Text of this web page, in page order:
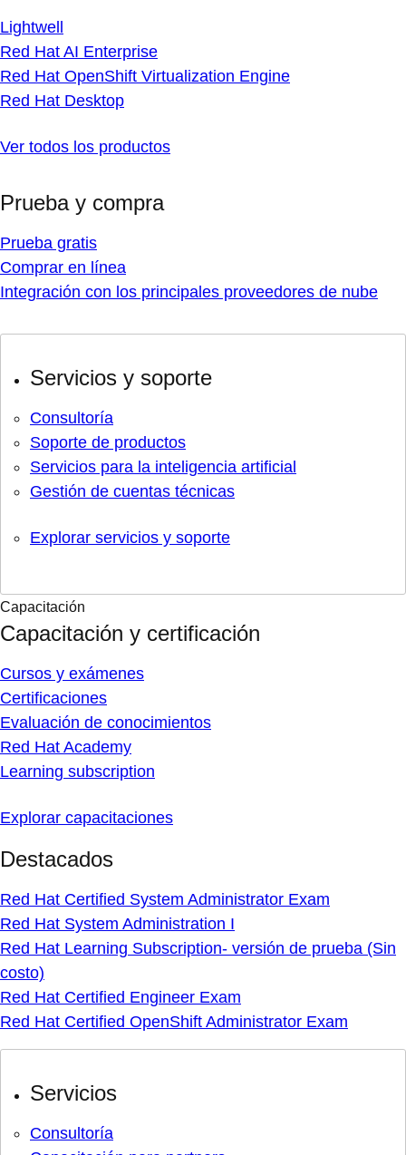
Lightwell
Red Hat AI Enterprise
Red Hat OpenShift Virtualization Engine
Red Hat Desktop
Ver todos los productos
Prueba y compra
Prueba gratis
Comprar en línea
Integración con los principales proveedores de nube
Servicios y soporte
Consultoría
Soporte de productos
Servicios para la inteligencia artificial
Gestión de cuentas técnicas
Explorar servicios y soporte
Capacitación
Capacitación y certificación
Cursos y exámenes
Certificaciones
Evaluación de conocimientos
Red Hat Academy
Learning subscription
Explorar capacitaciones
Destacados
Red Hat Certified System Administrator Exam
Red Hat System Administration I
Red Hat Learning Subscription- versión de prueba (Sin
costo)
Red Hat Certified Engineer Exam
Red Hat Certified OpenShift Administrator Exam
Servicios
Consultoría